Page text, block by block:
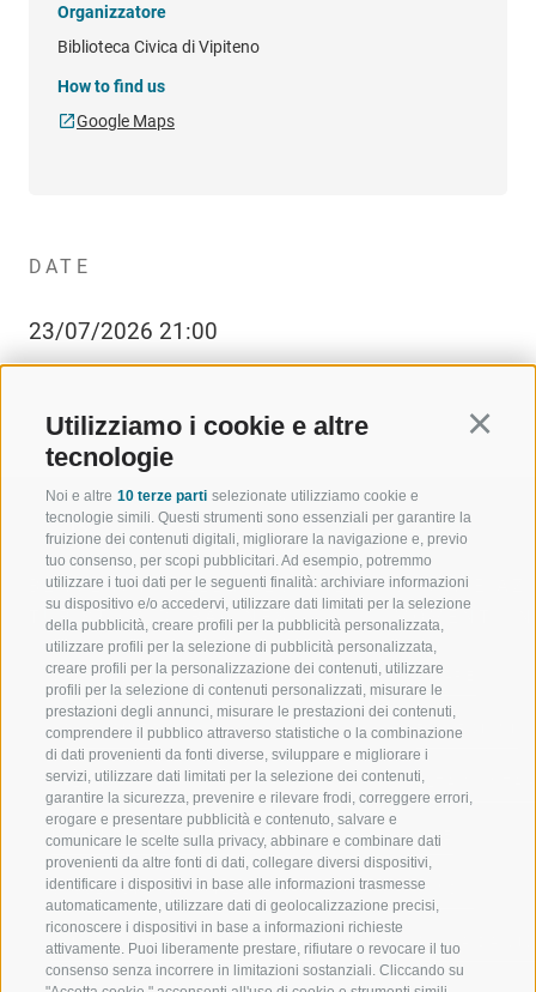
Utilizziamo i cookie e altre
tecnologie
Noi e altre 10 terze parti selezionate utilizziamo cookie e
tecnologie simili. Questi strumenti sono essenziali per garantire la
fruizione dei contenuti digitali, migliorare la navigazione e, previo
tuo consenso, per scopi pubblicitari. Ad esempio, potremmo
utilizzare i tuoi dati per le seguenti finalità: archiviare informazioni
su dispositivo e/o accedervi, utilizzare dati limitati per la selezione
della pubblicità, creare profili per la pubblicità personalizzata,
utilizzare profili per la selezione di pubblicità personalizzata,
creare profili per la personalizzazione dei contenuti, utilizzare
profili per la selezione di contenuti personalizzati, misurare le
prestazioni degli annunci, misurare le prestazioni dei contenuti,
comprendere il pubblico attraverso statistiche o la combinazione
di dati provenienti da fonti diverse, sviluppare e migliorare i
servizi, utilizzare dati limitati per la selezione dei contenuti,
garantire la sicurezza, prevenire e rilevare frodi, correggere errori,
erogare e presentare pubblicità e contenuto, salvare e
comunicare le scelte sulla privacy, abbinare e combinare dati
provenienti da altre fonti di dati, collegare diversi dispositivi,
identificare i dispositivi in base alle informazioni trasmesse
automaticamente, utilizzare dati di geolocalizzazione precisi,
riconoscere i dispositivi in base a informazioni richieste
attivamente. Puoi liberamente prestare, rifiutare o revocare il tuo
consenso senza incorrere in limitazioni sostanziali. Cliccando su
Organizzatore
Biblioteca Civica di Vipiteno
How to find us
Google Maps
DATE
23/07/2026 21:00
BENVENUTI NELLA REGIONE
TURISTICA DI RACINES
VAL GIOVO
VAL RACINES
VAL RIDANNA
IMPIANTI DI RISALITA
SCUOLA DI SCI RACINES
LUISL'S SKI SCHOOL A RACINES
SPORT E
MOMENTI
SCIARE
ESCURSIONI
ALTA
BIKE
FONDO
ACQUA DA